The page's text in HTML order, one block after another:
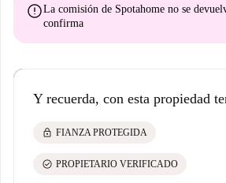
errorLa comisión de Spotahome no se
confirma
Y recuerda, con esta propiedad
lock FIANZA PROTEGIDA
check_circle PROPIETARIO VERIFICADO